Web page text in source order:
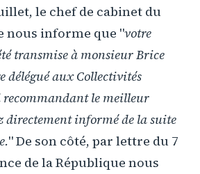
le chef de cabinet du
informe que "votre
transmise à monsieur Brice
aux Collectivités
le meilleur
directement informé de la suite
" De son côté, par lettre du 7
de la République nous